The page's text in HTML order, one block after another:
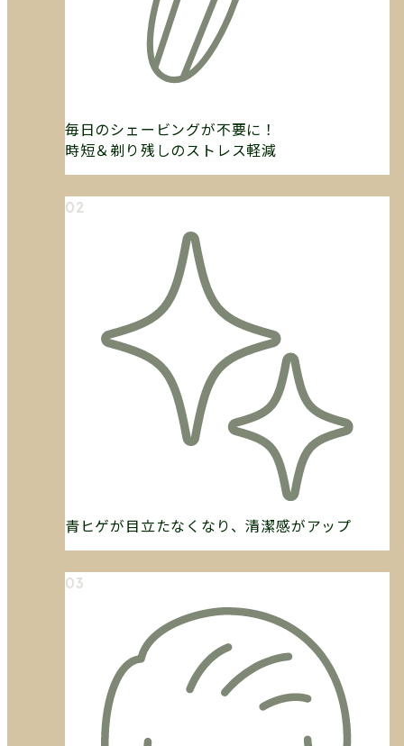
毎日のシェービングが不要に！
時短＆剃り残しのストレス軽減
02
青ヒゲが目立たなくなり、清潔感がアップ
03